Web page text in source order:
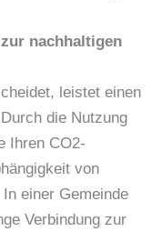
nachhaltigen
leistet einen
die Nutzung
Ihren CO2-
von
einer Gemeinde
Verbindung zur